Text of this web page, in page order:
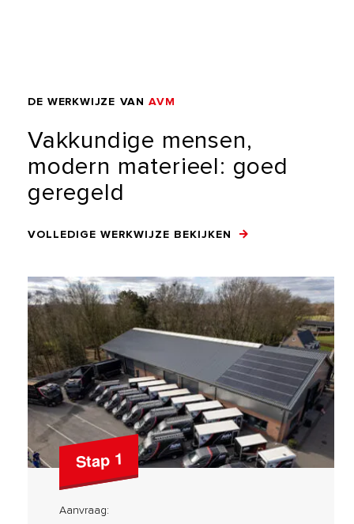
DE WERKWIJZE VAN AVM
Vakkundige mensen,
modern materieel: goed
geregeld
VOLLEDIGE WERKWIJZE BEKIJKEN
Stap 1
Aanvraag: